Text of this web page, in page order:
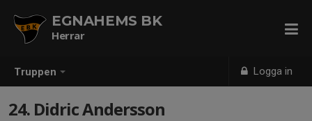
Truppen Logga in
EGNAHEMS BK
Herrar
24. Didric Andersson